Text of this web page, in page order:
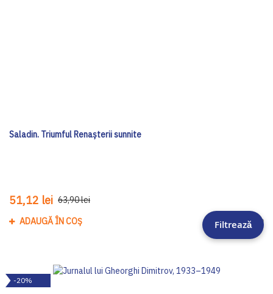
Saladin. Triumful Renașterii sunnite
51,12 lei 63,90 lei
ADAUGĂ ÎN COȘ
-20%
Filtrează